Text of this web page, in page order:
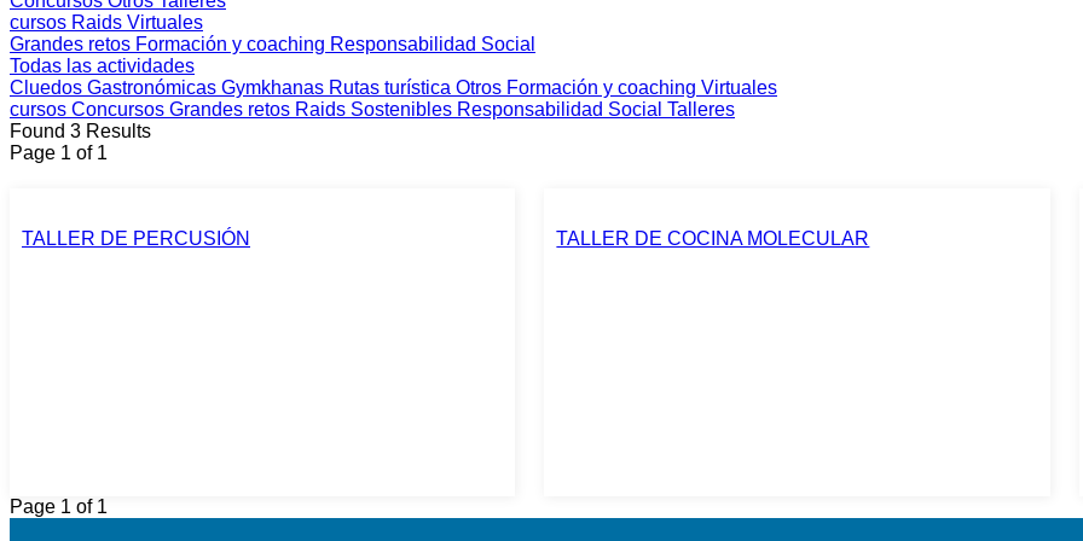
cursos Raids Virtuales
Grandes retos Formación y coaching Responsabilidad Social
Todas las actividades
Cluedos Gastronómicas Gymkhanas Rutas turística Otros Formación y coaching Virtuales
cursos Concursos Grandes retos Raids Sostenibles Responsabilidad Social Talleres
Found 3 Results
Page 1 of 1
TALLER DE PERCUSIÓN TALLER DE COCINA MOLECULAR
Page 1 of 1